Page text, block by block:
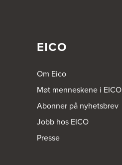
EICO
Om Eico
Møt menneskene i EICO
Abonner på nyhetsbrev
Jobb hos EICO
Presse